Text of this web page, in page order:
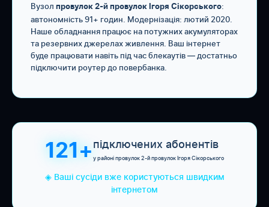
Вузол провулок 2-й провулок Ігоря Сікорського:
автономність 91+ годин. Модернізація: лютий 2020.
Наше обладнання працює на потужних акумуляторах
та резервних джерелах живлення. Ваш інтернет
буде працювати навіть під час блекаутів — достатньо
підключити роутер до повербанка.
121+підключених абонентів
у районі провулок 2-й провулок Ігоря Сікорського
◈ Ваші сусіди вже користуються швидким
інтернетом